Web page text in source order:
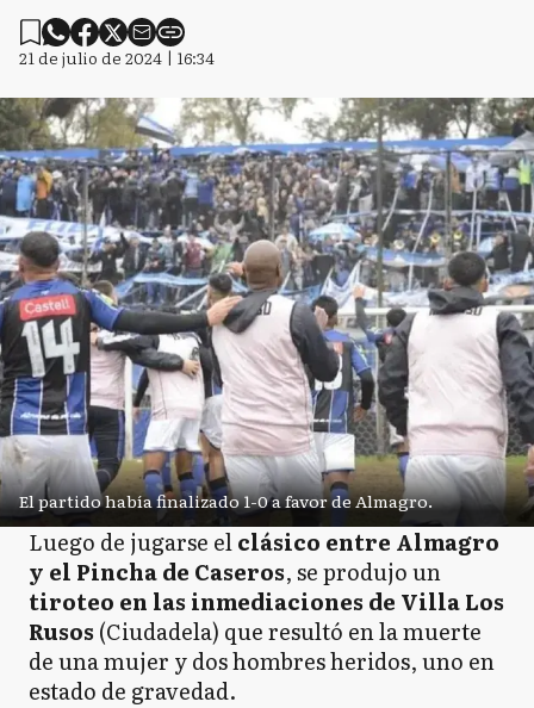
21 de julio de 2024 | 16:34
El partido había finalizado 1-0 a favor de Almagro.
Luego de jugarse elclásico entre Almagro
y el Pincha de Caseros, se produjo un
tiroteo en las inmediaciones de Villa Los
Rusos (Ciudadela) que resultó en la muerte
de una mujer y dos hombres heridos, uno en
estado de gravedad.